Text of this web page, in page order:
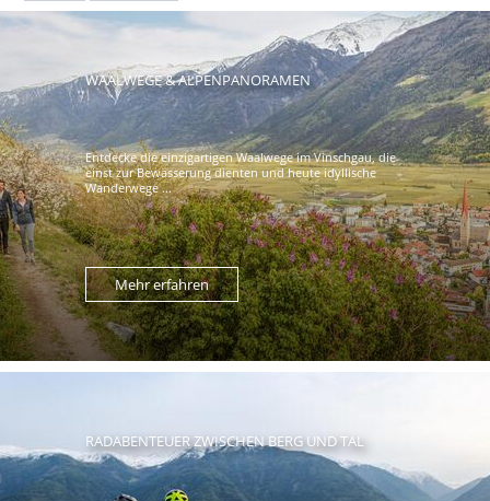
WAALWEGE & ALPENPANORAMEN
Entdecke die einzigartigen Waalwege im Vinschgau, die
einst zur Bewässerung dienten und heute idyllische
Wanderwege ...
Mehr erfahren
RADABENTEUER ZWISCHEN BERG UND TAL